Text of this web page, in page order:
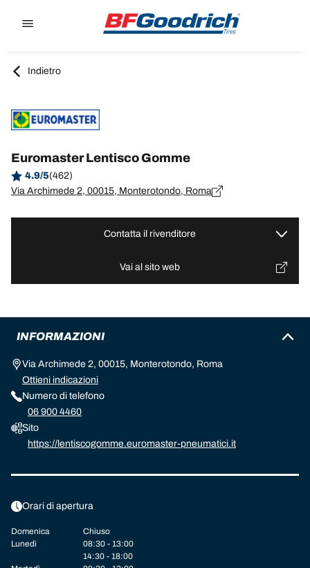
Indietro
Euromaster Lentisco Gomme
4.9/5(462)
Via Archimede 2, 00015, Monterotondo, Roma
Contatta il rivenditore
Vai al sito web
INFORMAZIONI
Via Archimede 2, 00015, Monterotondo, Roma
Ottieni indicazioni
Numero di telefono
06 900 4460
Sito
https://lentiscogomme.euromaster-pneumatici.it
Orari di apertura
Domenica
Chiuso
Lunedì
08:30 - 13:00
14:30 - 18:00